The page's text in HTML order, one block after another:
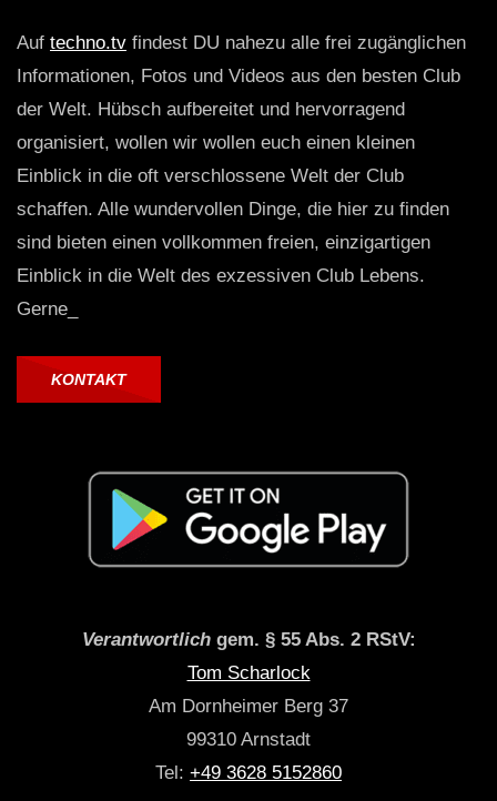
Auf techno.tv findest DU nahezu alle frei zugänglichen
Informationen, Fotos und Videos aus den besten Club
der Welt. Hübsch aufbereitet und hervorragend
organisiert, wollen wir wollen euch einen kleinen
Einblick in die oft verschlossene Welt der Club
schaffen. Alle wundervollen Dinge, die hier zu finden
sind bieten einen vollkommen freien, einzigartigen
Einblick in die Welt des exzessiven Club Lebens.
Gerne_
KONTAKT
Verantwortlichgem. § 55 Abs. 2 RStV:
Tom Scharlock
Am Dornheimer Berg 37
99310 Arnstadt
Tel: +49 3628 5152860